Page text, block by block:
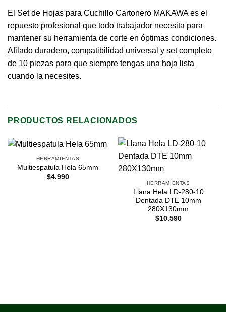
El Set de Hojas para Cuchillo Cartonero MAKAWA es el
repuesto profesional que todo trabajador necesita para
mantener su herramienta de corte en óptimas condiciones.
Afilado duradero, compatibilidad universal y set completo
de 10 piezas para que siempre tengas una hoja lista
cuando la necesites.
PRODUCTOS RELACIONADOS
HERRAMIENTAS
Multiespatula Hela 65mm
$4.990
HERRAMIENTAS
Llana Hela LD-280-10
Dentada DTE 10mm
280X130mm
$10.590